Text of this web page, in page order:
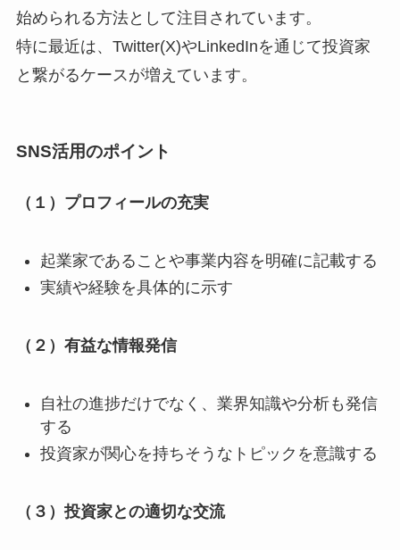
始められる方法として注目されています。
特に最近は、Twitter(X)やLinkedInを通じて投資家
と繋がるケースが増えています。
SNS活用のポイント
（１）プロフィールの充実
起業家であることや事業内容を明確に記載する
実績や経験を具体的に示す
（２）有益な情報発信
自社の進捗だけでなく、業界知識や分析も発信
する
投資家が関心を持ちそうなトピックを意識する
（３）投資家との適切な交流